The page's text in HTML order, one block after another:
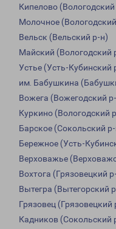
Кипелово
Молочное
Вельск (Вельский р-н)
Майский (Вологодский
Устье (Усть-Кубинский
им. Бабушкина
Вожега (Вожегодский
Куркино (Вологодский
Барское (Сокольский
Бережное (Усть-
Верховажье
Вохтога (Грязовецкий
Вытегра (Вытегорский
Грязовец (Грязовецкий
Кадников (Сокольский